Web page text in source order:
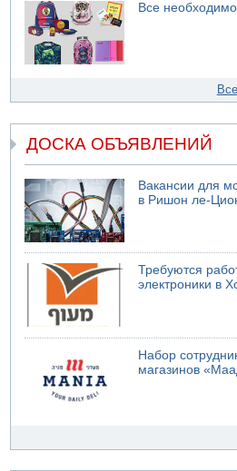
Все
ДОСКА ОБЪЯВЛЕНИЙ
Вакансии для
в Ришон ле-
Требуются
электроники в
Набор
магазинов